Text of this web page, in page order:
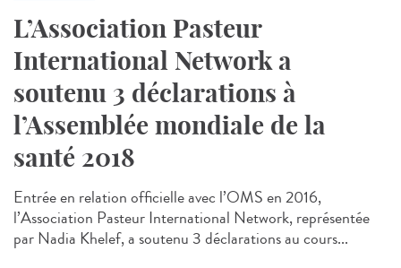
L’Association Pasteur
International Network a
soutenu 3 déclarations à
l’Assemblée mondiale de la
santé 2018
Entrée en relation officielle avec l’OMS en 2016,
l’Association Pasteur International Network, représentée
par Nadia Khelef, a soutenu 3 déclarations au cours...